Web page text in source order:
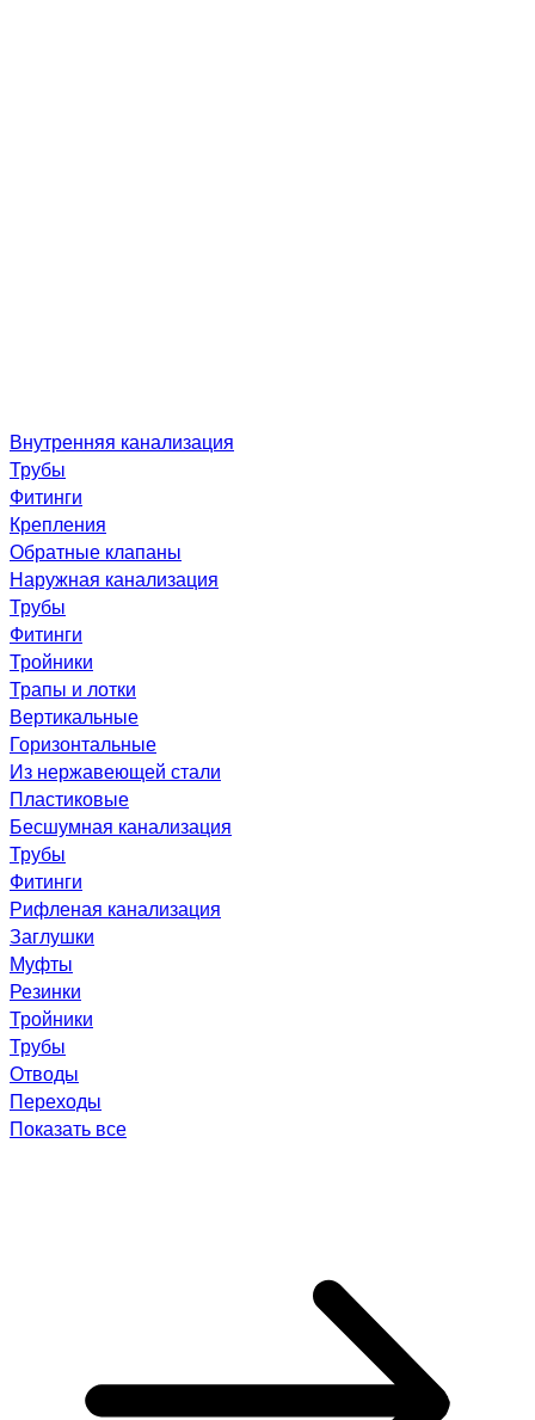
Внутренняя канализация
Трубы
Фитинги
Крепления
Обратные клапаны
Наружная канализация
Трубы
Фитинги
Тройники
Трапы и лотки
Вертикальные
Горизонтальные
Из нержавеющей стали
Пластиковые
Бесшумная канализация
Трубы
Фитинги
Рифленая канализация
Заглушки
Муфты
Резинки
Тройники
Трубы
Отводы
Переходы
Показать все